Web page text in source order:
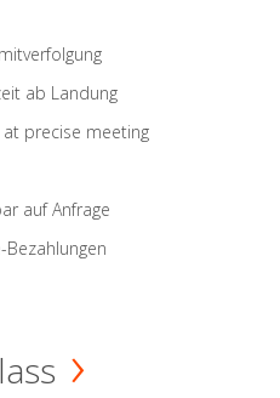
ab Landung
precise meeting
auf Anfrage